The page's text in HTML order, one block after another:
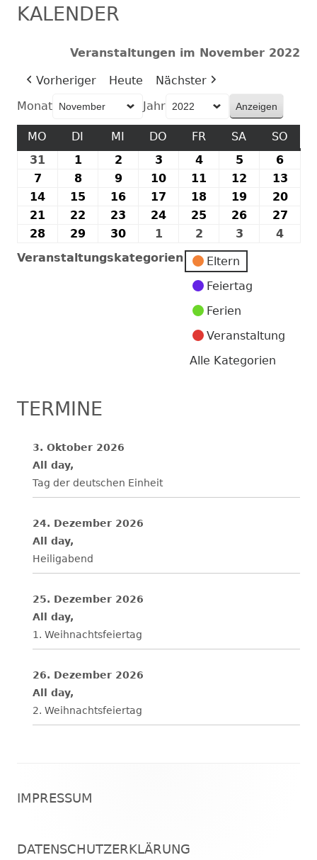
KALENDER
Veranstaltungen im November 2022
Vorheriger Heute
Nächster
Monat
Jahr
MO MONTAG
DI DIENSTAG
MI MITTWOCH
DO DONNERSTAG
FR FREITAG
SA SAMSTAG
SO
31
Oktober
2022
1
November
2022
2
November
2022
3
November
2022
44.
November
2022
5
November
2022
6
2022
7
November
2022
88.
November
2022
9
November
2022
10
November
2022
11
November
2022
12
November
2022
13
14
November
2022
15
November
2022
16
November
2022
17
November
2022
18
November
2022
19
November
2022
2020.
21
November
2022
22
November
2022
23
November
24
November
2022
25
November
2022
26
November
2022
27
28
November
29
November
30
November
1
Dezember
2022
2
Dezember
2022
3
Dezember
2022
4
Veranstaltungskategorien
Eltern
Feiertag
Ferien
Veranstaltung
Alle Kategorien
TERMINE
3. Oktober 2026
All day,
Tag der deutschen Einheit
24. Dezember 2026
All day,
Heiligabend
25. Dezember 2026
All day,
1. Weihnachtsfeiertag
26. Dezember 2026
All day,
2. Weihnachtsfeiertag
Inhalt
IMPRESSUM
DATENSCHUTZERKLÄRUNG